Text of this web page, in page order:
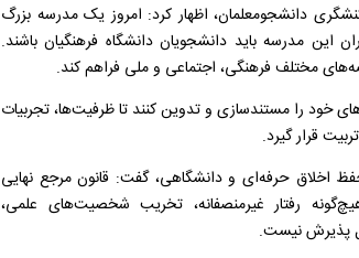
دانشجومعلمان، اظهار کرد: امروز یک مدرسه بزرگ
مدرسه باید دانشجویان دانشگاه فرهنگیان باشند.
مختلف فرهنگی، اجتماعی و ملی فراهم کند.
خود را مستندسازی و تدوین کنند تا ظرفیت‌ها، تجربیات
قرار گیرد.
اخلاق حرفه‌ای و دانشگاهی، گفت: قانون مرجع نهایی
رفتار غیرمنصفانه، تخریب شخصیت‌های علمی،
پذیرش نیست.